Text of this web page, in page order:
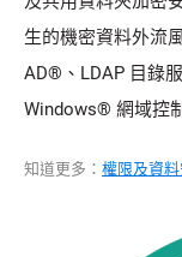
生的機密資料外流
AD®、LDAP 目錄
Windows® 網域控
知道更多： 權限及資